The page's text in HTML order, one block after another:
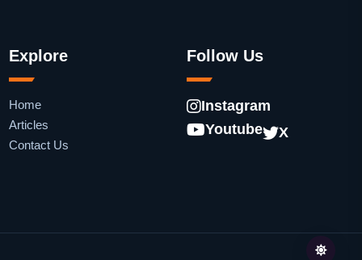
Explore
Home
Articles
Contact Us
Follow Us
Instagram
Youtube
X